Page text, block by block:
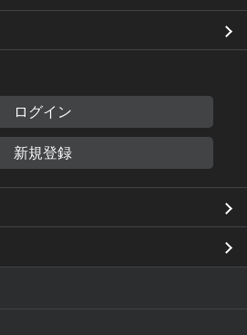
ログイン
新規登録